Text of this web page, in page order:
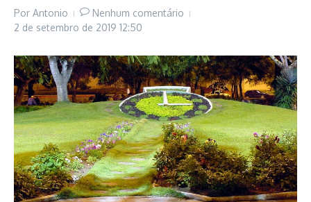
Por Antonio
Nenhum comentário
2 de setembro de 2019 12:50